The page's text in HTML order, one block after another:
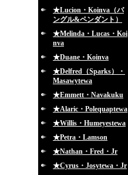
★Lucion・Koinva（バ
ングル&ペンダント）
★Melinda・Lucas・Koi
nva
★Duane・Koinva
★Delfred（Sparks）・
Masawytewa
★Emmett・Navakuku
★Alaric・Polequaptewa
★Willis・Humeyestewa
★Petra・Lamson
★Nathan・Fred・Jr
★Cyrus・Josytewa・Jr